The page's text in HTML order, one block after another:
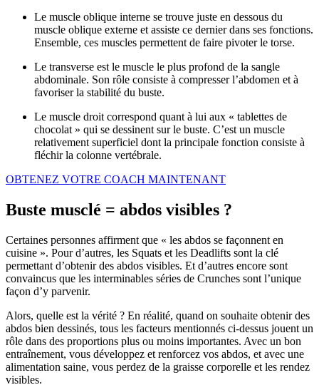
Le muscle oblique interne se trouve juste en dessous du
muscle oblique externe et assiste ce dernier dans ses fonctions.
Ensemble, ces muscles permettent de faire pivoter le torse.
Le transverse est le muscle le plus profond de la sangle
abdominale. Son rôle consiste à compresser l’abdomen et à
favoriser la stabilité du buste.
Le muscle droit correspond quant à lui aux « tablettes de
chocolat » qui se dessinent sur le buste. C’est un muscle
relativement superficiel dont la principale fonction consiste à
fléchir la colonne vertébrale.
OBTENEZ VOTRE COACH MAINTENANT
Buste musclé = abdos visibles ?
Certaines personnes affirment que « les abdos se façonnent en
cuisine ». Pour d’autres, les Squats et les Deadlifts sont la clé
permettant d’obtenir des abdos visibles. Et d’autres encore sont
convaincus que les interminables séries de Crunches sont l’unique
façon d’y parvenir.
Alors, quelle est la vérité ? En réalité, quand on souhaite obtenir des
abdos bien dessinés, tous les facteurs mentionnés ci-dessus jouent un
rôle dans des proportions plus ou moins importantes. Avec un bon
entraînement, vous développez et renforcez vos abdos, et avec une
alimentation saine, vous perdez de la graisse corporelle et les rendez
visibles.